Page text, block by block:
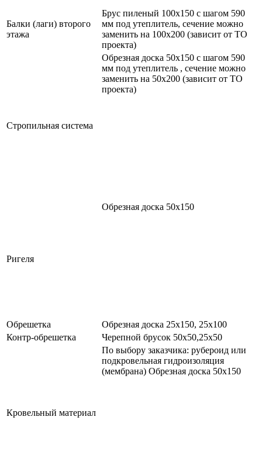
Балки (лаги) второго
этажа
Брус пиленый 100х150 с шагом 590
мм под утеплитель, сечение можно
заменить на 100х200 (зависит от ТО
проекта)
Стропильная система
Обрезная доска 50х150 с шагом 590
мм под утеплитель , сечение можно
заменить на 50х200 (зависит от ТО
проекта)
Ригеля
Обрезная доска 50х150
Обрешетка
Обрезная доска 25х150, 25х100
Контр-обрешетка
Черепной брусок 50х50,25х50
Кровельный материал
По выбору заказчика: рубероид или
подкровельная гидроизоляция
(мембрана) Обрезная доска 50х150